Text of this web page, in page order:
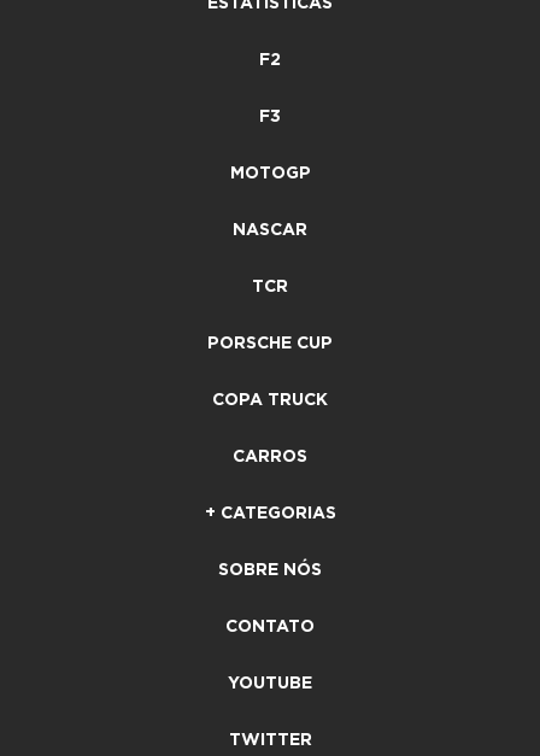
F2
F3
MOTOGP
NASCAR
TCR
PORSCHE CUP
COPA TRUCK
CARROS
+ CATEGORIAS
SOBRE NÓS
CONTATO
YOUTUBE
TWITTER